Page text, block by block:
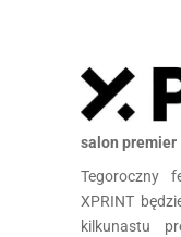
salon premier
Tegoroczny
XPRINT
kilkunastu